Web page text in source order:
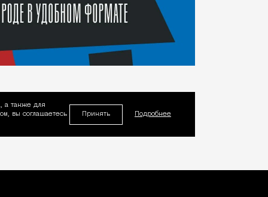
а также для
вы соглашаетесь
Принять Подробнее